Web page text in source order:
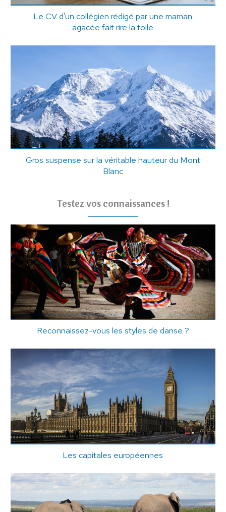
Le CV d'un collégien rédigé par une maman
agacée fait rire la toile
Gros suspense sur la véritable hauteur du Mont
Blanc
Testez vos connaissances !
Reconnaissez-vous les styles de danse ?
Les capitales européennes